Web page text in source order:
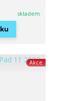
skladem
Akce